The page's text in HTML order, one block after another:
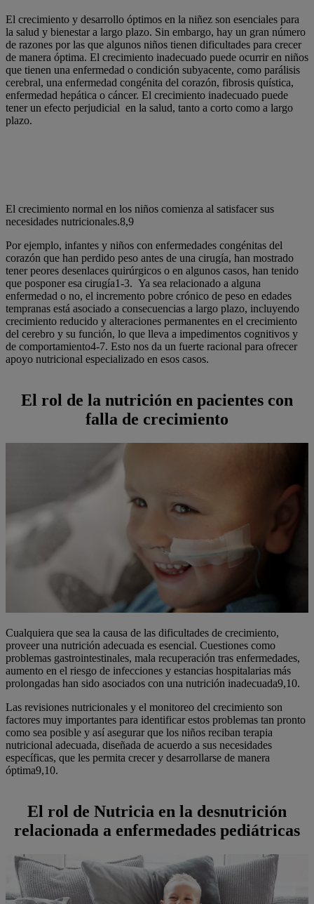
El crecimiento y desarrollo óptimos en la niñez son esenciales para
la salud y bienestar a largo plazo. Sin embargo, hay un gran número
de razones por las que algunos niños tienen dificultades para crecer
de manera óptima. El crecimiento inadecuado puede ocurrir en niños
que tienen una enfermedad o condición subyacente, como parálisis
cerebral, una enfermedad congénita del corazón, fibrosis quística,
enfermedad hepática o cáncer. El crecimiento inadecuado puede
tener un efecto perjudicial en la salud, tanto a corto como a largo
plazo.
El crecimiento normal en los niños comienza al satisfacer sus
necesidades nutricionales.8,9
Por ejemplo, infantes y niños con enfermedades congénitas del
corazón que han perdido peso antes de una cirugía, han mostrado
tener peores desenlaces quirúrgicos o en algunos casos, han tenido
que posponer esa cirugía1-3. Ya sea relacionado a alguna
enfermedad o no, el incremento pobre crónico de peso en edades
tempranas está asociado a consecuencias a largo plazo, incluyendo
crecimiento reducido y alteraciones permanentes en el crecimiento
del cerebro y su función, lo que lleva a impedimentos cognitivos y
de comportamiento4-7. Esto nos da un fuerte racional para ofrecer
apoyo nutricional especializado en esos casos.
El rol de la nutrición en pacientes con
falla de crecimiento
Cualquiera que sea la causa de las dificultades de crecimiento,
proveer una nutrición adecuada es esencial. Cuestiones como
problemas gastrointestinales, mala recuperación tras enfermedades,
aumento en el riesgo de infecciones y estancias hospitalarias más
prolongadas han sido asociados con una nutrición inadecuada9,10.
Las revisiones nutricionales y el monitoreo del crecimiento son
factores muy importantes para identificar estos problemas tan pronto
como sea posible y así asegurar que los niños reciban terapia
nutricional adecuada, diseñada de acuerdo a sus necesidades
específicas, que les permita crecer y desarrollarse de manera
óptima9,10.
El rol de Nutricia en la desnutrición
relacionada a enfermedades pediátricas